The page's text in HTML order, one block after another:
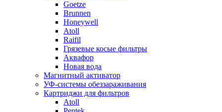
Goetze
Brunnen
Honeywell
Atoll
Raifil
Грязевые косые фильтры
Аквафор
Новая вода
Магнитный активатор
УФ-системы обеззараживания
Картриджи для фильтров
Atoll